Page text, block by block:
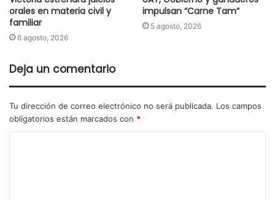
orales en materia civil y
familiar
6 agosto, 2026
impulsan “Carne Tam”
5 agosto, 2026
Deja un comentario
Tu dirección de correo electrónico no será publicada. Los campos
obligatorios están marcados con *